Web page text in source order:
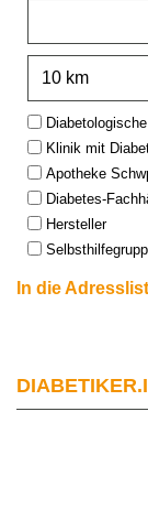
Type:
Klinik mit
Apotheke
Diabetes-
Hersteller
In die